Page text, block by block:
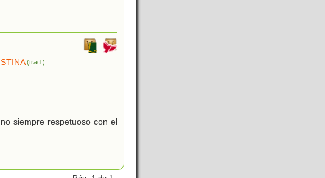
(trad.)
siempre respetuoso con el